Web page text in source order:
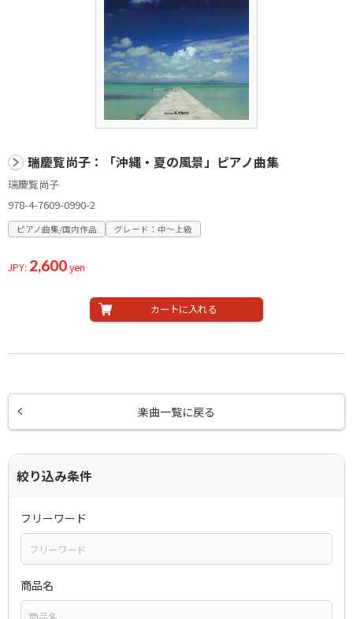
瑞慶覧尚子：「沖縄・夏の風景」ピアノ曲集
瑞慶覧尚子
978-4-7609-0990-2
ピアノ曲集/国内作品 グレード：中～上級
JPY: 2,600yen
カートに入れる
楽曲一覧に戻る
絞り込み条件
フリーワード
商品名